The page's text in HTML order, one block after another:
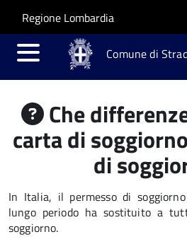
Salta al contenuto principale
Skip to site navigation
Regione Lombardia
Comune di
Che
carta di
di
In Italia, il permesso di
lungo periodo ha sostituito a
soggiorno.